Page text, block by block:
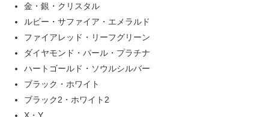
金・銀・クリスタル
ルビー・サファイア・エメラルド
ファイアレッド・リーフグリーン
ダイヤモンド・パール・プラチナ
ハートゴールド・ソウルシルバー
ブラック・ホワイト
ブラック2・ホワイト2